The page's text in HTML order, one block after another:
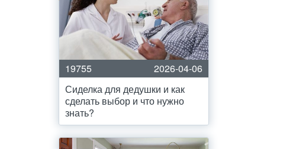
19755
2026-04-06
Сиделка для дедушки и как
сделать выбор и что нужно
знать?